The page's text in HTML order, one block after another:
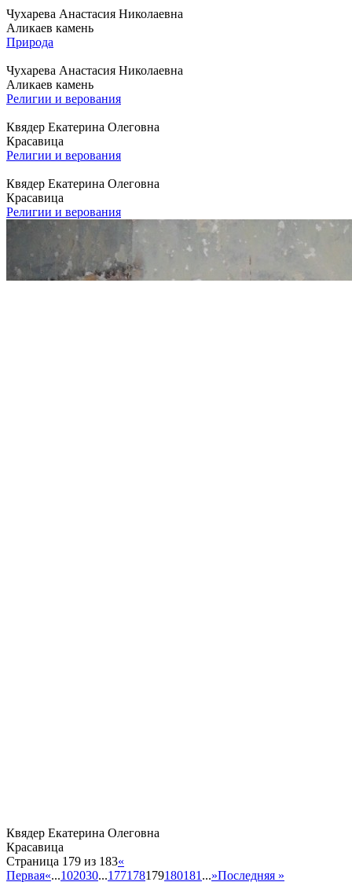
Чухарева Анастасия Николаевна
Аликаев камень
Природа
Чухарева Анастасия Николаевна
Аликаев камень
Религии и верования
Квядер Екатерина Олеговна
Красавица
Религии и верования
Квядер Екатерина Олеговна
Красавица
Религии и верования
Квядер Екатерина Олеговна
Красавица
Страница 179 из 183«
Первая«...102030...177178179180181 ...»Последняя »